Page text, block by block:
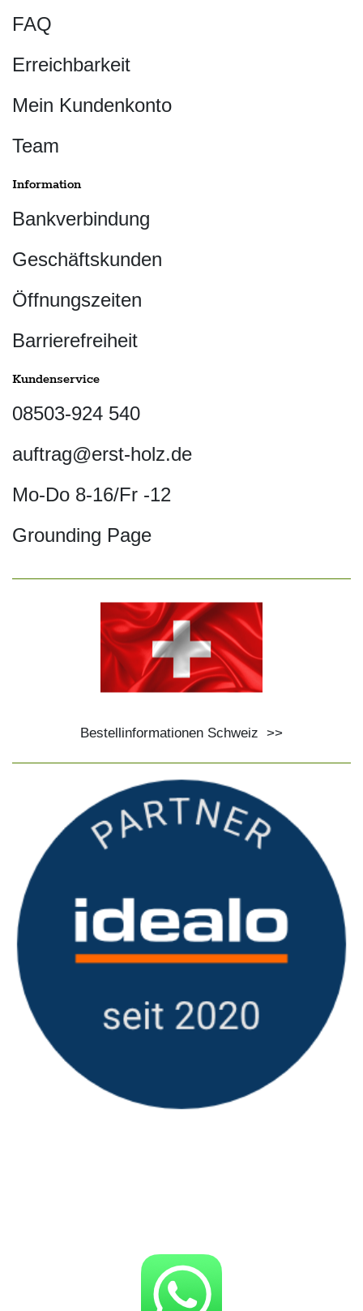
FAQ
Erreichbarkeit
Mein Kundenkonto
Team
Information
Bankverbindung
Geschäftskunden
Öffnungszeiten
Barrierefreiheit
Kundenservice
08503-924 540
auftrag@erst-holz.de
Mo-Do 8-16/Fr -12
Grounding Page
Bestellinformationen Schweiz >>